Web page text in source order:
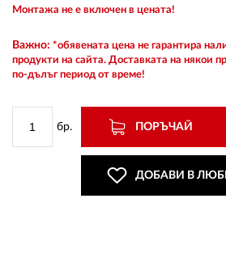
Монтажа не е включен в цената!
Важно: *обявената цена не гарантира
продукти на сайта. Доставката на някои
по-дълъг период от време!
бр. ПОРЪЧАЙ
ДОБАВИ В
РЕГИСТРАЦИЯ
КОНТАКТИ
ОБЩИ УСЛОВИЯ
СТОКИ НА КРЕДИТ